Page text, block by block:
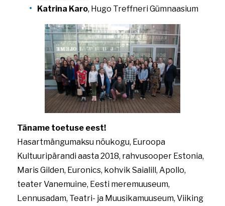
Katrina Karo, Hugo Treffneri Gümnaasium
Täname toetuse eest!
Hasartmängumaksu nõukogu, Euroopa
Kultuuripärandi aasta 2018, rahvusooper Estonia,
Maris Gilden, Euronics, kohvik Saialill, Apollo,
teater Vanemuine, Eesti meremuuseum,
Lennusadam, Teatri- ja Muusikamuuseum, Viiking